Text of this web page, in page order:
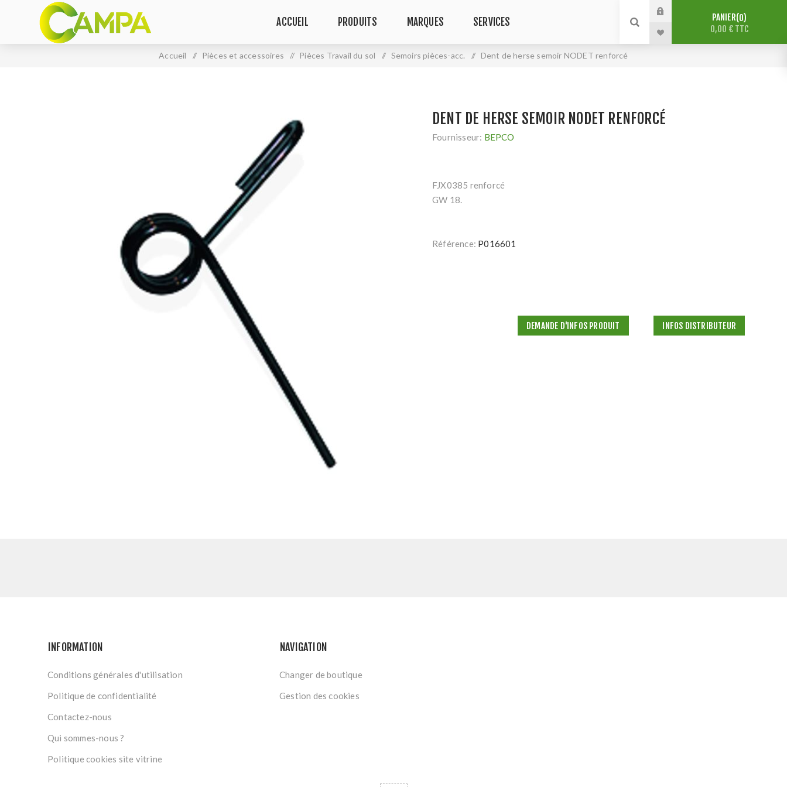
ACCUEIL PRODUITS MARQUES SERVICES PANIER 0
0,00 € TTC
Accueil / Pièces et accessoires / Pièces Travail du sol / Semoirs pièces-acc. / Dent de herse semoir NODET renforcé
DENT DE HERSE SEMOIR NODET RENFORCÉ
Fournisseur: BEPCO
FJX0385 renforcé
GW 18.
Référence: P016601
DEMANDE D'INFOS PRODUIT INFOS DISTRIBUTEUR
INFORMATION
Conditions générales d'utilisation
Politique de confidentialité
Contactez-nous
Qui sommes-nous ?
Politique cookies site vitrine
NAVIGATION
Changer de boutique
Gestion des cookies